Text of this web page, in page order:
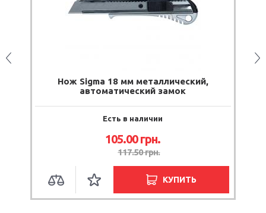
Нож Sigma 18 мм металлический,
автоматический замок
Есть в наличии
105.00грн.
117.50грн.
КУПИТЬ